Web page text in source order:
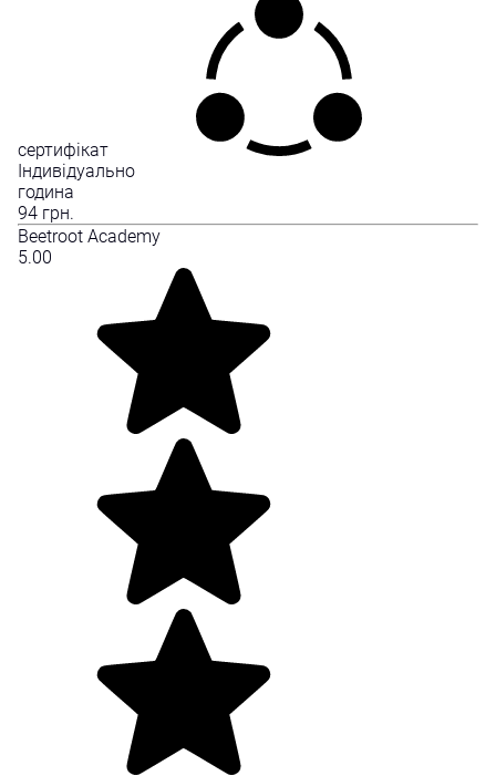
сертифікат
Індивідуально
година
94 грн.
Beetroot Academy
5.00